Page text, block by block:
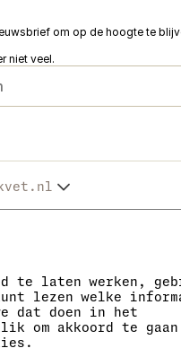
te laten werken,
lezen welke
dat doen in het
om akkoord te
om op de hoogte te
niet veel.
in het handelsregister
Praag, sectie C, dossier 268616.
0636 voor de afgifte van
btw-nummer is